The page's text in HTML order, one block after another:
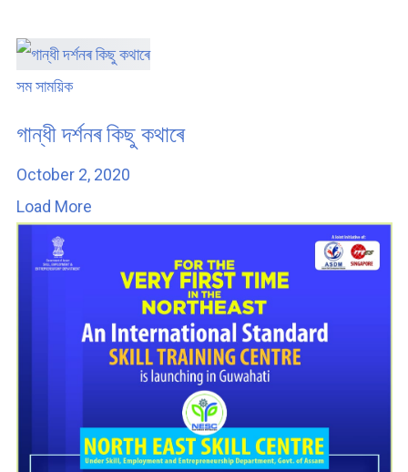
সম সাময়িক
গান্ধী দৰ্শনৰ কিছু কথাৰে
October 2, 2020
Load More